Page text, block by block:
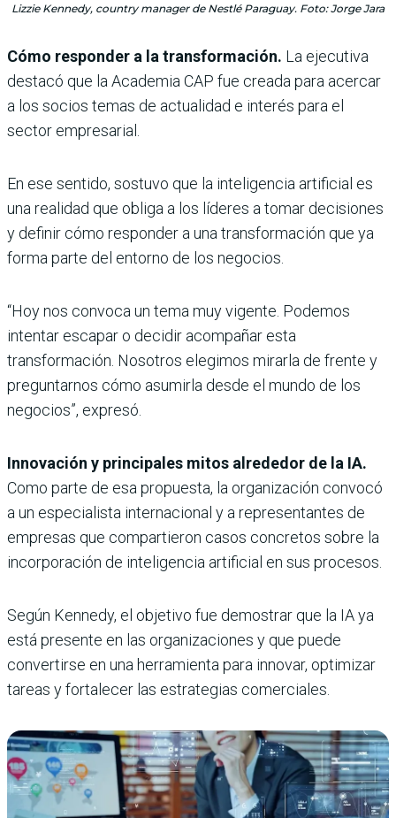
Lizzie Kennedy, country manager de Nestlé Paraguay. Foto: Jorge Jara
Cómo responder a la transformación. La ejecutiva
destacó que la Academia CAP fue creada para acercar
a los socios temas de actualidad e interés para el
sector empresarial.
En ese sentido, sostuvo que la inteligencia artificial es
una realidad que obliga a los líderes a tomar decisiones
y definir cómo responder a una transformación que ya
forma parte del entorno de los negocios.
“Hoy nos convoca un tema muy vigente. Podemos
intentar escapar o decidir acompañar esta
transformación. Nosotros elegimos mirarla de frente y
preguntarnos cómo asumirla desde el mundo de los
negocios”, expresó.
Innovación y principales mitos alrededor de la IA.
Como parte de esa propuesta, la organización convocó
a un especialista internacional y a representantes de
empresas que compartieron casos concretos sobre la
incorporación de inteligencia artificial en sus procesos.
Según Kennedy, el objetivo fue demostrar que la IA ya
está presente en las organizaciones y que puede
convertirse en una herramienta para innovar, optimizar
tareas y fortalecer las estrategias comerciales.